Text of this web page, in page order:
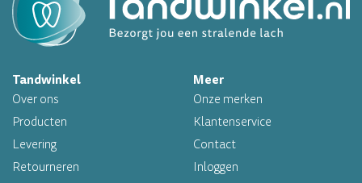
Op werkdagen voor 16.00 uur besteld, morgen in huis
Professioneel assortiment
Altijd op voorraad
Tandwinkel
Over ons
Producten
Levering
Retourneren
Meer
Onze merken
Klantenservice
Contact
Inloggen